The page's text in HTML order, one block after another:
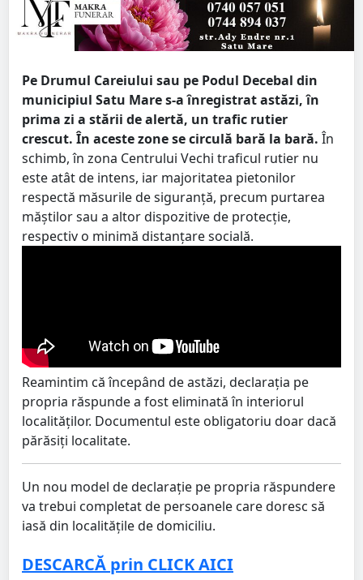
Pe Drumul Careiului sau pe Podul Decebal din
municipiul Satu Mare s-a înregistrat astăzi, în
prima zi a stării de alertă, un trafic rutier
crescut. În aceste zone se circulă bară la bară. În
schimb, în zona Centrului Vechi traficul rutier nu
este atât de intens, iar majoritatea pietonilor
respectă măsurile de siguranță, precum purtarea
măștilor sau a altor dispozitive de protecție,
respectiv o minimă distanțare socială.
Reamintim că începând de astăzi, declarația pe
propria răspunde a fost eliminată în interiorul
localităților. Documentul este obligatoriu doar dacă
părăsiți localitate.
Un nou model de declarație pe propria răspundere
va trebui completat de persoanele care doresc să
iasă din localitățile de domiciliu.
DESCARCĂ prin CLICK AICI